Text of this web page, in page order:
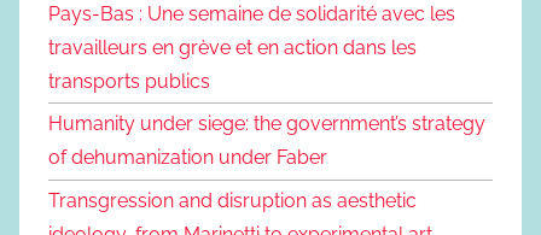
Pays-Bas : Une semaine de solidarité avec les
travailleurs en grève et en action dans les
transports publics
Humanity under siege: the government’s strategy
of dehumanization under Faber
Transgression and disruption as aesthetic